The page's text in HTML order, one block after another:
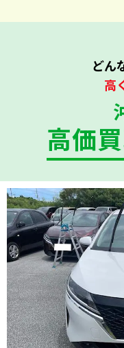
どん
高
高価